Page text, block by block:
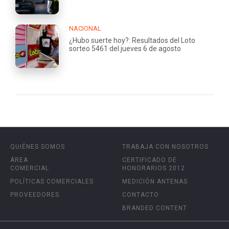
NACIONAL
¿Hubo suerte hoy?: Resultados del Loto
sorteo 5461 del jueves 6 de agosto
QUIÉNES SOMOS
ÁREA
COMERCIAL
POLÍTICAS COMERCIALES
PROVEEDORES
TRABAJA CON NOSOTROS
CERTIFICADO DE
HONORARIOS 2012
MEDICIÓN ANTENAS
CONTACTO
BRANDED CONTENT